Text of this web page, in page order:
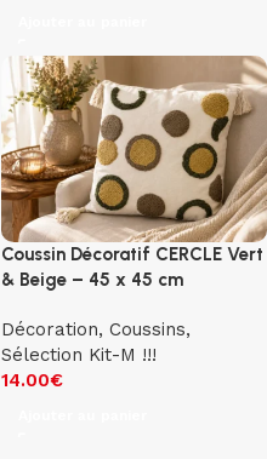
Coussin Décoratif CERCLE Vert
& Beige – 45 x 45 cm
Décoration, Coussins,
Sélection Kit-M !!!
14.00€